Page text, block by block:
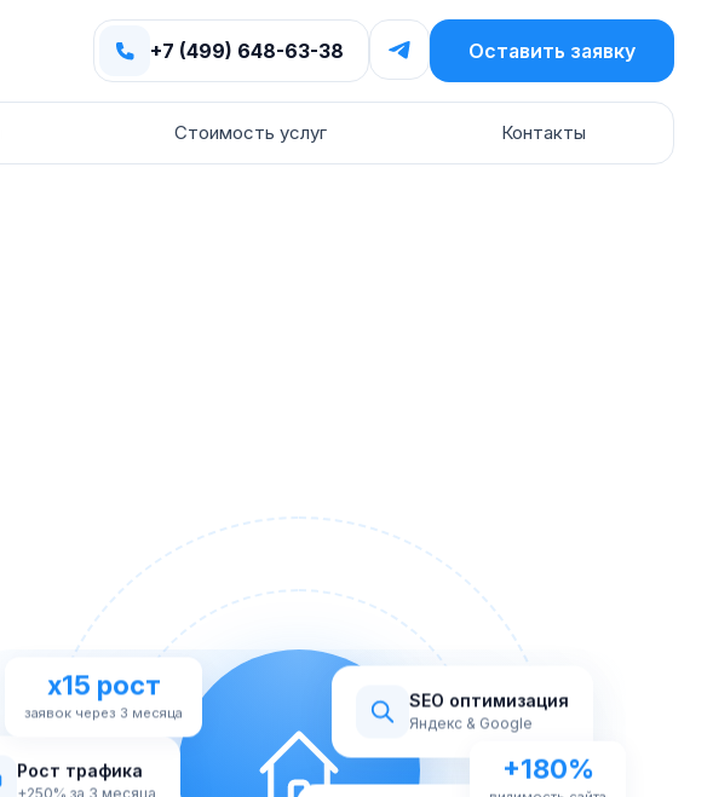
+7 (499) 648-63-38 Оставить заявку
Стоимость услуг Контакты
SEO оптимизация
Яндекс & Google
Рост трафика
+250% за 3 месяца
x15 рост
заявок через 3 месяца
+180%